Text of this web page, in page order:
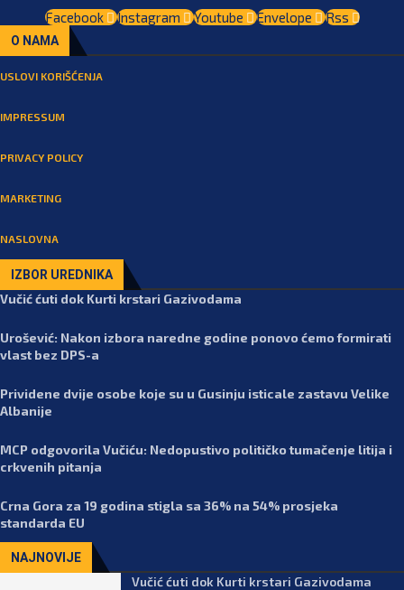
Facebook Instagram Youtube Envelope Rss
O NAMA
USLOVI KORIŠĆENJA
IMPRESSUM
PRIVACY POLICY
MARKETING
NASLOVNA
IZBOR UREDNIKA
Vučić ćuti dok Kurti krstari Gazivodama
Urošević: Nakon izbora naredne godine ponovo ćemo formirati
vlast bez DPS-a
Prividene dvije osobe koje su u Gusinju isticale zastavu Velike
Albanije
MCP odgovorila Vučiću: Nedopustivo političko tumačenje litija i
crkvenih pitanja
Crna Gora za 19 godina stigla sa 36% na 54% prosjeka
standarda EU
NAJNOVIJE
Vučić ćuti dok Kurti krstari Gazivodama